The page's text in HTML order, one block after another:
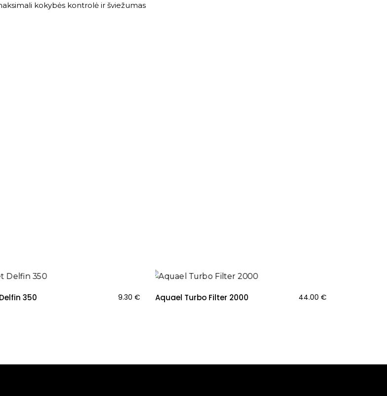
kokybės kontrolė ir šviežumas
350 9.30€ Aquael Turbo Filter 2000 44.00 €